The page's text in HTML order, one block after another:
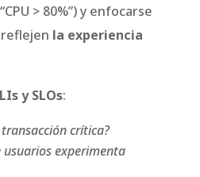
> 80%”) y enfocarse
la experiencia
y SLOs:
crítica?
usuarios experimenta